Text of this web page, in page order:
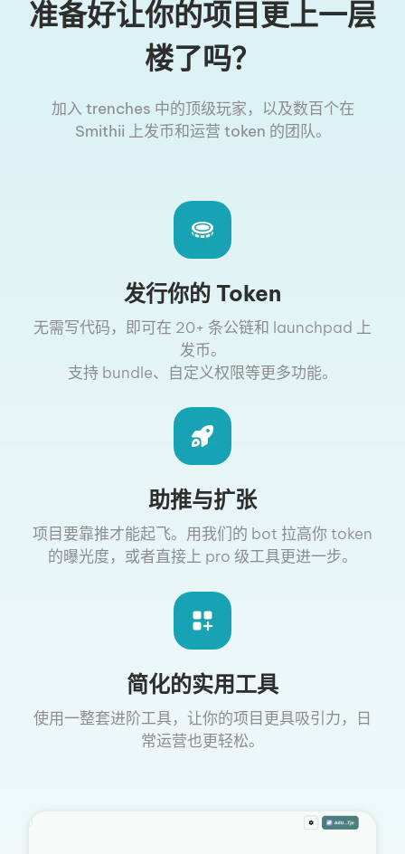
准备好让你的项目更上一层
楼了吗？
加入 trenches 中的顶级玩家，以及数百个在
Smithii 上发币和运营 token 的团队。
发行你的 Token
无需写代码，即可在 20+ 条公链和 launchpad 上
发币。
支持 bundle、自定义权限等更多功能。
助推与扩张
项目要靠推才能起飞。用我们的 bot 拉高你 token
的曝光度，或者直接上 pro 级工具更进一步。
简化的实用工具
使用一整套进阶工具，让你的项目更具吸引力，日
常运营也更轻松。